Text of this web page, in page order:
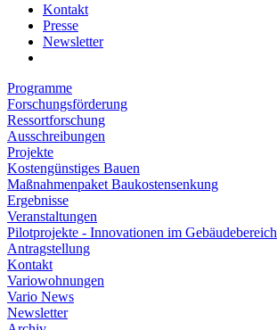
Kontakt
Presse
Newsletter
Programme
Forschungsförderung
Ressortforschung
Ausschreibungen
Projekte
Kostengünstiges Bauen
Maßnahmenpaket Baukostensenkung
Ergebnisse
Veranstaltungen
Pilotprojekte - Innovationen im Gebäudebereich
Antragstellung
Kontakt
Variowohnungen
Vario News
Newsletter